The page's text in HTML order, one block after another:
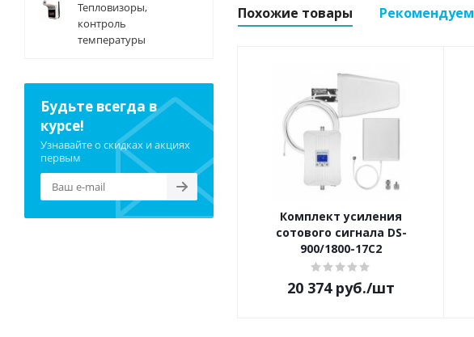
Похожие товары Рекомендуем
Комплект усиления
сотового сигнала DS-
900/1800-17C2
20 374руб./шт
Тепловизоры,
контроль
температуры
Будьте всегда в
курсе!
Узнавайте о скидках и акциях
первым